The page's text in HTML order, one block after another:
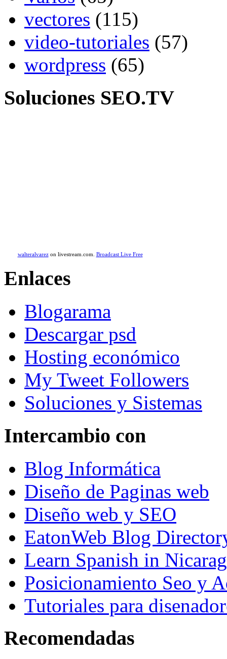
vectores (115)
video-tutoriales (57)
wordpress (65)
Soluciones SEO.TV
walteralvarezon livestream.com. Broadcast Live Free
Enlaces
Blogarama
Descargar psd
Hosting económico
My Tweet Followers
Soluciones y Sistemas
Intercambio con
Blog Informática
Diseño de Paginas web
Diseño web y SEO
EatonWeb Blog
Learn Spanish in
Posicionamiento Seo y
Tutoriales para
Recomendadas